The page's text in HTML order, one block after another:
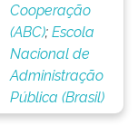
Cooperação
(ABC);Escola
Nacional de
Administração
Pública (Brasil)